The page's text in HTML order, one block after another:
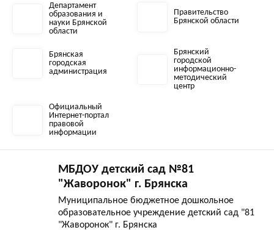
Департамент
образования и
науки Брянской
области
Правительство
Брянской области
Брянская
городская
администрация
Брянский
городской
информационно-
методический
центр
Официальный
Интернет-портал
правовой
информации
МБДОУ детский сад №81
"Жаворонок" г. Брянска
Муниципальное бюджетное дошкольное
образовательное учреждение детский сад "81
"Жаворонок" г. Брянска